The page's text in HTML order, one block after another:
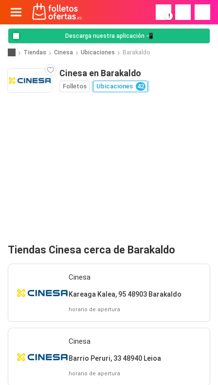
!
Descarga nuestra aplicación 📲
Tiendas Cinesa Ubicaciones Barakaldo
Cinesa en Barakaldo
Folletos Ubicaciones 42
Tiendas Cinesa cerca de Barakaldo
Cinesa
Kareaga Kalea, 95 48903 Barakaldo
horario de apertura
Cinesa
Barrio Peruri, 33 48940 Leioa
horario de apertura